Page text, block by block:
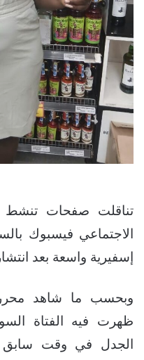
تناقلت صفحات تنشط
الاجتماعي فيسبوك
إسفيرية واسعة بعد
وبحسب ما شاهد محرر
ظهرت فيه الفتاة
الجدل في وقت سابق